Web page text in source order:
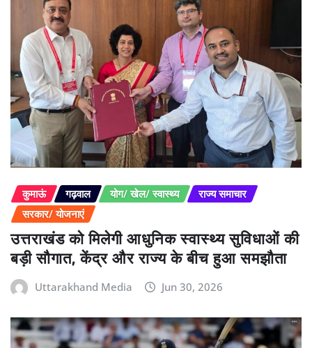
कुमाऊं गढ़वाल योग/ खेल/ स्वास्थ्य
राज्य समाचार
सरकार/ योजनाएं
उत्तराखंड को मिलेगी आधुनिक स्वास्थ्य सुविधाओं की
बड़ी सौगात, केंद्र और राज्य के बीच हुआ समझौता
Uttarakhand Media Jun 30, 2026